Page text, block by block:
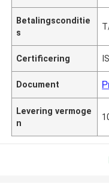
Betalingsconditie
s
Certificering
Document
Levering vermoge
n